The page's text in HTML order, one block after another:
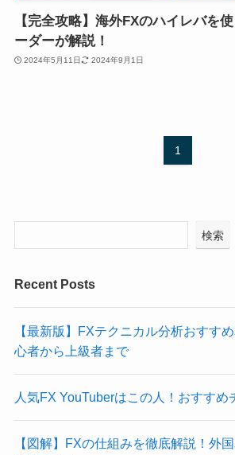
【完全攻略】海外FXのハイレバを
ーダーが解説！
2024年5月11日 2024年9月1日
1
検索
Recent Posts
【最新版】FXテクニカル分析おすす
心者から上級者まで
人気FX YouTuberはこの人！おすす
【図解】FXの仕組みを徹底解説！外